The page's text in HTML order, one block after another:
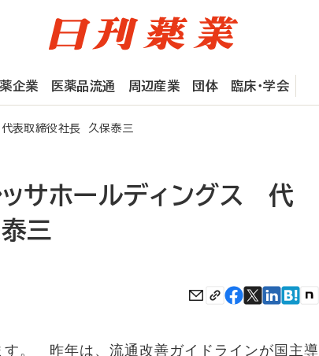
企業 医薬品流通 周辺産業 団体 臨床・学会
代表取締役社長 久保泰三
ッサホールディングス 代
三
。 昨年は、流通改善ガイドラインが国主導